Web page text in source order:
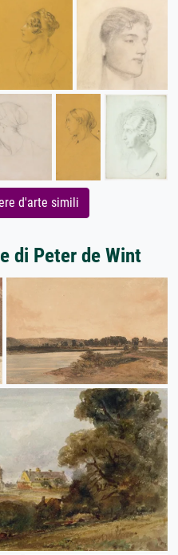
d'arte simili
di Peter de Wint